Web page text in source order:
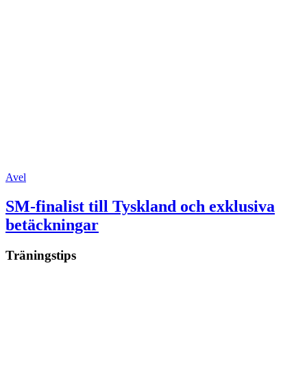
Avel
SM-finalist till Tyskland och exklusiva
betäckningar
Träningstips